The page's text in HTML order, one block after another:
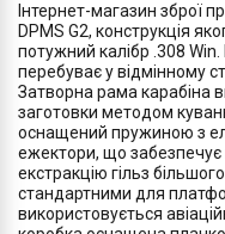
Інтернет-магазин зброї
DPMS G2, конструкція
потужний калібр .308
перебуває у відмінному
Затворна рама карабіна
заготовки методом
оснащений пружиною з
ежектори, що забезпечує
екстракцію гільз більшого
стандартними для
використовується